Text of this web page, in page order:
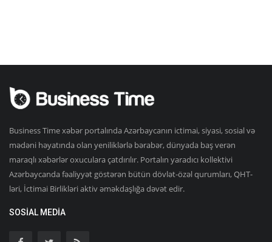
Business Time xəbər portalında Azərbaycanın ictimai, siyasi, sosial və
mədəni həyatında olan yeniliklərlə bərabər, dünyada baş verən
maraqlı xəbərlər oxuculara çatdırılır. Portalın yaradıcı kollektivi
Azərbaycanda fəaliyyət göstərən bütün dövlət-özəl qurumları, QHT-
ləri, İctimai Birlikləri aktiv əməkdaşlığa dəvət edir.
SOSIAL MEDIA